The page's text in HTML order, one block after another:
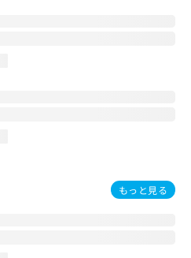
もっと見る